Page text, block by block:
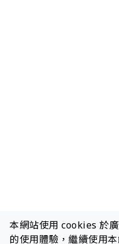
本網站使用 cookies 於
的使用體驗，繼續使用